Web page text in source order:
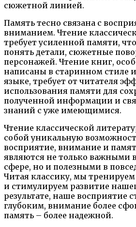
сюжетной линией.
Память тесно связана с
вниманием. Чтение
требует усиленной памяти,
понять детали, сюжетные
персонажей. Чтение книг,
написаны в старинном стиле
языке, требует от читателя
использования памяти для
полученной информации и
знаний с уже имеющимися.
Чтение классической
собой уникальную
восприятие, внимание и
являются не только важными
сфере, но и полезными в
Читая классику, мы
и стимулируем развитие
результате, наше восприятие
глубоким, внимание более
память – более надежной.